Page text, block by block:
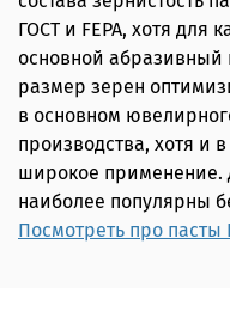
ГОСТ и FEPA, хотя для
основной абразивный
размер зерен
в основном
производства, хотя и
широкое применение.
наиболее популярны
Посмотреть про пасты